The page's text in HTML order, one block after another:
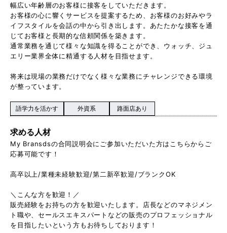
幅広い年齢層のお客様に接客をしていただきます。
お客様の心に響くサービスを提案するため、お客様のお好みやラ
イフスタイルを会話の中から引き出します。あたたかな接客を通
じてお客様と長期的な信頼関係を築きます。
通常業務を通じて様々な知識を得ることができ、ウォッチ、ジュ
エリー業界全体に精通する人材を目指せます。
将来は現場の業務だけでなく様々な業務にチャレンジできる環境
が整っています。
語学力を活かす 外資系 路面店あり
求める人材
My Bransdsの合同説明会にご参加いただいた方はこちらからご
応募可能です！
高卒以上/業種未経験歓迎/第二新卒歓迎/ブランクOK
＼こんな方を歓迎！／
販売経験をお持ちの方を歓迎いたします。店長などのマネジメン
ト職や、セールスエキスパートなどの販売のプロフェッショナル
を目指したいという方もお待ちしております！